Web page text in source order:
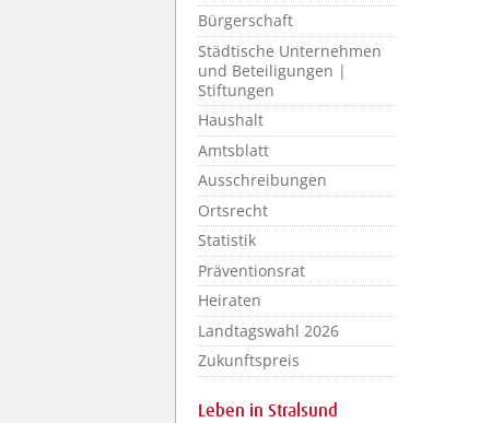
Bürgerschaft
Städtische Unternehmen
und Beteiligungen |
Stiftungen
Haushalt
Amtsblatt
Ausschreibungen
Ortsrecht
Statistik
Präventionsrat
Heiraten
Landtagswahl 2026
Zukunftspreis
Leben in Stralsund